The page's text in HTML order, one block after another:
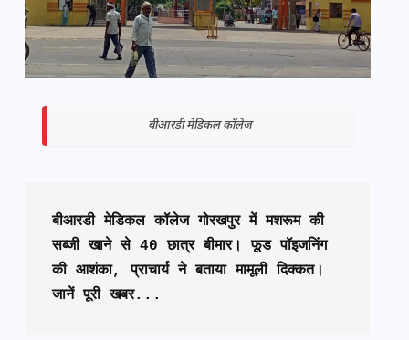
बीआरडी मेडिकल कॉलेज
बीआरडी मेडिकल कॉलेज गोरखपुर में मशरूम की
सब्जी खाने से 40 छात्र बीमार। फूड पॉइजनिंग
की आशंका, प्राचार्य ने बताया मामूली दिक्कत।
जानें पूरी खबर...